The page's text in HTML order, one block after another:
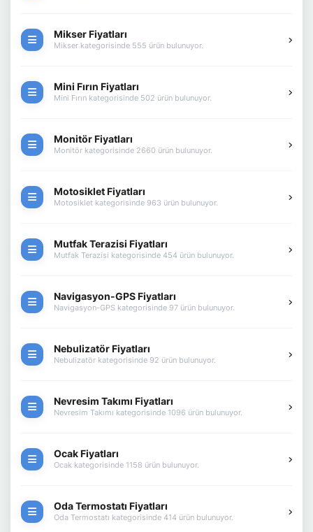
Mikser Fiyatları
Mikser kategorisinde 555 ürün bulunuyor.
Mini Fırın Fiyatları
Mini Fırın kategorisinde 502 ürün bulunuyor.
Monitör Fiyatları
Monitör kategorisinde 2660 ürün bulunuyor.
Motosiklet Fiyatları
Motosiklet kategorisinde 963 ürün bulunuyor.
Mutfak Terazisi Fiyatları
Mutfak Terazisi kategorisinde 454 ürün bulunuyor.
Navigasyon-GPS Fiyatları
Navigasyon-GPS kategorisinde 97 ürün bulunuyor.
Nebulizatör Fiyatları
Nebulizatör kategorisinde 92 ürün bulunuyor.
Nevresim Takımı Fiyatları
Nevresim Takımı kategorisinde 1096 ürün bulunuyor.
Ocak Fiyatları
Ocak kategorisinde 1158 ürün bulunuyor.
Oda Termostatı Fiyatları
Oda Termostatı kategorisinde 414 ürün bulunuyor.